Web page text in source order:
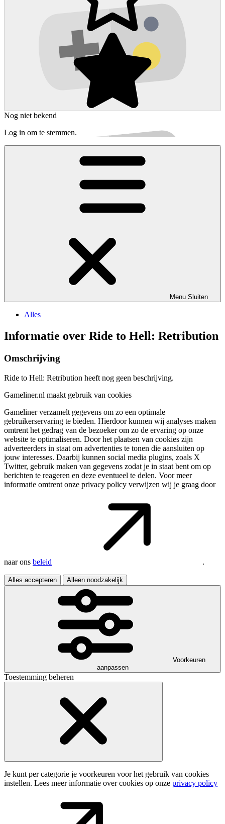
Nog niet bekend
Log in om te stemmen.
Menu Sluiten
Alles
Informatie over Ride to Hell: Retribution
Omschrijving
Ride to Hell: Retribution heeft nog geen beschrijving.
Gameliner.nl maakt gebruik van cookies
Gameliner verzamelt gegevens om zo een optimale
gebruikerservaring te bieden. Hierdoor kunnen wij analyses maken
omtrent het gedrag van de bezoeker om zo de ervaring op onze
website te optimaliseren. Door het plaatsen van cookies zijn
adverteerders in staat om advertenties te tonen die aansluiten op
jouw interesses. Daarbij kunnen social media plugins, zoals X
Twitter, gebruik maken van gegevens zodat je in staat bent om op
berichten te reageren en deze eventueel te delen. Voor meer
informatie omtrent onze privacy policy verwijzen wij je graag door
naar ons beleid .
Alles accepteren Alleen noodzakelijk
Voorkeuren
aanpassen
Toestemming beheren
Je kunt per categorie je voorkeuren voor het gebruik van cookies
instellen. Lees meer informatie over cookies op onze privacy policy